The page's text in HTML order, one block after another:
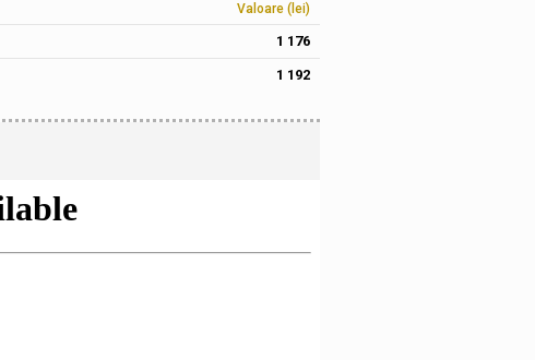
Valoare (lei)
1 176
1 192